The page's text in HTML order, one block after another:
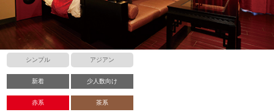
シンプル アジアン
新着 少人数向け
赤系 茶系